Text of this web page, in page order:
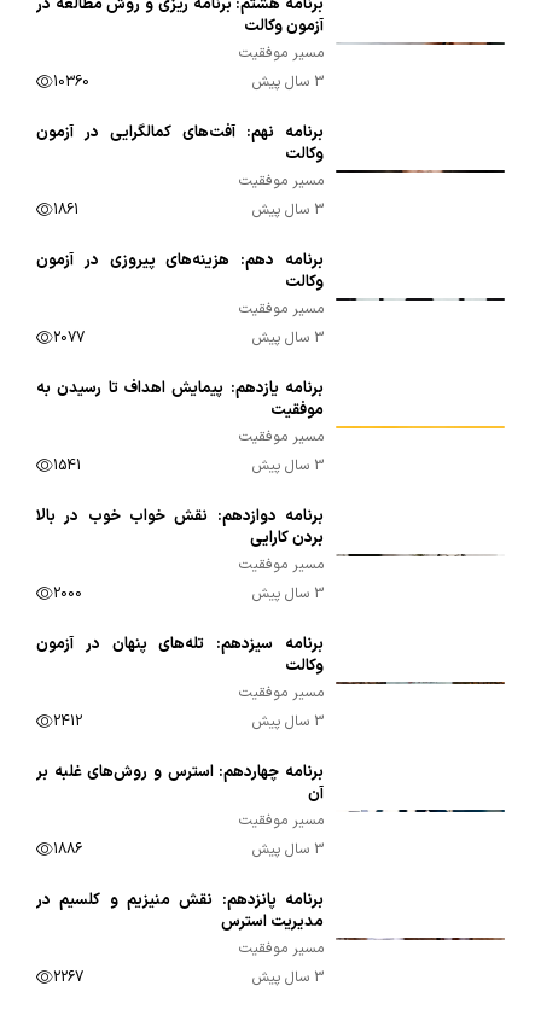
برنامه هشتم: برنامه ریزی و روش مطالعه در
آزمون وکالت
مسیر موفقیت
3 سال پیش
10360
برنامه نهم: آفت‌های کمالگرایی در آزمون
وکالت
مسیر موفقیت
3 سال پیش
1861
برنامه دهم: هزینه‌های پیروزی در آزمون
وکالت
مسیر موفقیت
3 سال پیش
2077
برنامه یازدهم: پیمایش اهداف تا رسیدن به
موفقیت
مسیر موفقیت
3 سال پیش
1541
برنامه دوازدهم: نقش خواب خوب در بالا
بردن کارایی
مسیر موفقیت
3 سال پیش
2000
برنامه سیزدهم: تله‌های پنهان در آزمون
وکالت
مسیر موفقیت
3 سال پیش
2412
برنامه چهاردهم: استرس و روش‌های غلبه بر
آن
مسیر موفقیت
3 سال پیش
1886
برنامه پانزدهم: نقش منیزیم و کلسیم در
مدیریت استرس
مسیر موفقیت
3 سال پیش
2267